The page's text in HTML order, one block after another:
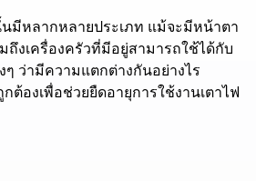
มีหลากหลายประเภท แม้จะมีหน้าตา
งเครื่องครัวที่มีอยู่สามารถใช้ได้กับ
ว่ามีความแตกต่างกันอย่างไร
องเพื่อช่วยยืดอายุการใช้งานเตาไฟ